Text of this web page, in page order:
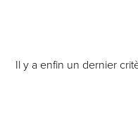
Il y a enfin un dernier